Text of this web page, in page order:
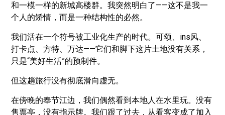
和一模一样的新城高楼群。我突然明白了——这不是我一
个人的矫情，而是一种结构性的必然。
我们活在一个符号被工业化生产的时代。可颂、ins风、
打卡点、方特、万达——它们和脚下这片土地没有关系，
只是“美好生活”的预制件。
但这趟旅行没有彻底滑向虚无。
在傍晚的奉节江边，我们偶然看到本地人在水里玩。没有
售票亭，没有指示牌。我们跟了过去，从看客变成了加入